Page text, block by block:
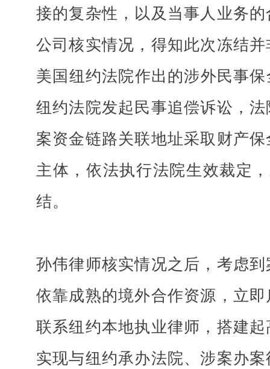
接的复杂性，以及当事人业务
公司核实情况，得知此次冻结
美国纽约法院作出的涉外民事
纽约法院发起民事追偿诉讼，
案资金链路关联地址采取财产
主体，依法执行法院生效裁定
结。
孙伟律师核实情况之后，考虑
依靠成熟的境外合作资源，立
联系纽约本地执业律师，搭建
实现与纽约承办法院、涉案办